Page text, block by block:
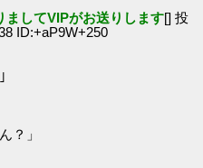
ましてVIPがお送りします[] 投
ID:+aP9W+250
？」